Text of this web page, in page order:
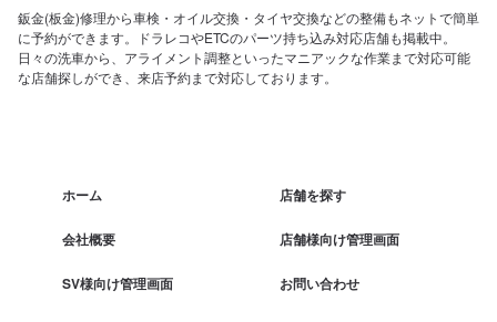
鈑金(板金)修理から車検・オイル交換・タイヤ交換などの整備もネットで簡単
に予約ができます。ドラレコやETCのパーツ持ち込み対応店舗も掲載中。
日々の洗車から、アライメント調整といったマニアックな作業まで対応可能
な店舗探しができ、来店予約まで対応しております。
ホーム 店舗を探す
会社概要 店舗様向け管理画面
SV様向け管理画面 お問い合わせ